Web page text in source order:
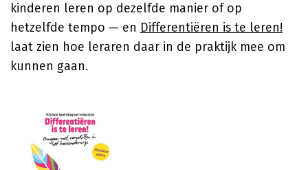
kinderen leren op dezelfde manier of op
hetzelfde tempo — en Differentiëren is te leren!
laat zien hoe leraren daar in de praktijk mee om
kunnen gaan.